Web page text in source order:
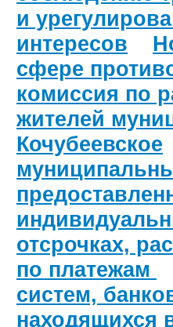
и
интересов
сфере
комиссия по
жителей
Кочубеевское
отсрочках,
по платежам
систем,
находящихся